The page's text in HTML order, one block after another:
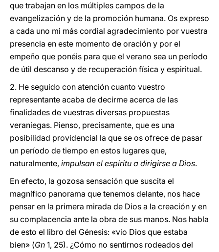
que trabajan en los múltiples campos de la
evangelización y de la promoción humana. Os expreso
a cada uno mi más cordial agradecimiento por vuestra
presencia en este momento de oración y por el
empeño que ponéis para que el verano sea un período
de útil descanso y de recuperación física y espiritual.
2. He seguido con atención cuanto vuestro
representante acaba de decirme acerca de las
finalidades de vuestras diversas propuestas
veraniegas. Pienso, precisamente, que es una
posibilidad providencial la que se os ofrece de pasar
un período de tiempo en estos lugares que,
naturalmente, impulsan el espíritu a dirigirse a Dios.
En efecto, la gozosa sensación que suscita el
magnífico panorama que tenemos delante, nos hace
pensar en la primera mirada de Dios a la creación y en
su complacencia ante la obra de sus manos. Nos habla
de esto el libro del Génesis: «vio Dios que estaba
bien» (Gn 1, 25). ¿Cómo no sentirnos rodeados del